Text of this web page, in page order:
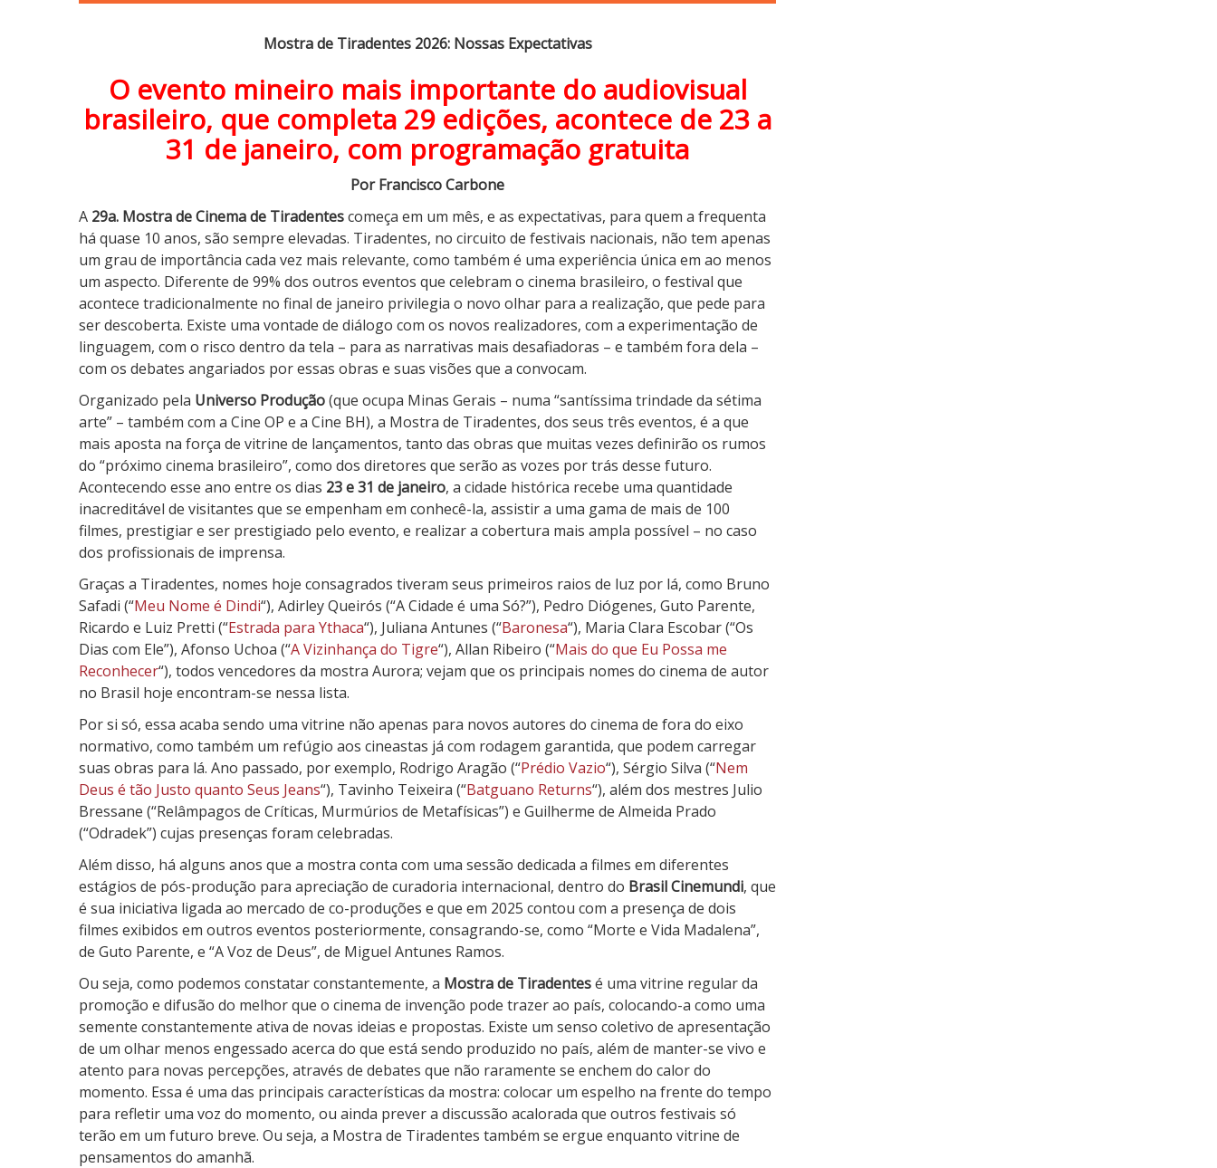
x
p
e
c
t
a
t
i
v
Mostra de Tiradentes 2026: Nossas Expectativas
O evento mineiro mais importante do audiovisual
brasileiro, que completa 29 edições, acontece de 23 a
31 de janeiro, com programação gratuita
Por Francisco Carbone
A 29a. Mostra de Cinema de Tiradentescomeça em um mês, e as expectativas, para quem a frequenta
há quase 10 anos, são sempre elevadas. Tiradentes, no circuito de festivais nacionais, não tem apenas
um grau de importância cada vez mais relevante, como também é uma experiência única em ao menos
um aspecto. Diferente de 99% dos outros eventos que celebram o cinema brasileiro, o festival que
acontece tradicionalmente no final de janeiro privilegia o novo olhar para a realização, que pede para
ser descoberta. Existe uma vontade de diálogo com os novos realizadores, com a experimentação de
linguagem, com o risco dentro da tela – para as narrativas mais desafiadoras – e também fora dela –
com os debates angariados por essas obras e suas visões que a convocam.
Organizado pela Universo Produção(que ocupa Minas Gerais – numa “santíssima trindade da sétima
arte” – também com a Cine OP e a Cine BH), a Mostra de Tiradentes, dos seus três eventos, é a que
mais aposta na força de vitrine de lançamentos, tanto das obras que muitas vezes definirão os rumos
do “próximo cinema brasileiro”, como dos diretores que serão as vozes por trás desse futuro.
Acontecendo esse ano entre os dias 23 e 31 de janeiro, a cidade histórica recebe uma quantidade
inacreditável de visitantes que se empenham em conhecê-la, assistir a uma gama de mais de 100
filmes, prestigiar e ser prestigiado pelo evento, e realizar a cobertura mais ampla possível – no caso
dos profissionais de imprensa.
Graças a Tiradentes, nomes hoje consagrados tiveram seus primeiros raios de luz por lá, como Bruno
Safadi (“Meu Nome é Dindi“), Adirley Queirós (“A Cidade é uma Só?”), Pedro Diógenes, Guto Parente,
Ricardo e Luiz Pretti (“Estrada para Ythaca“), Juliana Antunes (“Baronesa“), Maria Clara Escobar (“Os
Dias com Ele”), Afonso Uchoa (“A Vizinhança do Tigre“), Allan Ribeiro (“Mais do que Eu Possa me
Reconhecer“), todos vencedores da mostra Aurora; vejam que os principais nomes do cinema de autor
no Brasil hoje encontram-se nessa lista.
Por si só, essa acaba sendo uma vitrine não apenas para novos autores do cinema de fora do eixo
normativo, como também um refúgio aos cineastas já com rodagem garantida, que podem carregar
suas obras para lá. Ano passado, por exemplo, Rodrigo Aragão (“Prédio Vazio“), Sérgio Silva (“Nem
Deus é tão Justo quanto Seus Jeans“), Tavinho Teixeira (“Batguano Returns“), além dos mestres Julio
Bressane (“Relâmpagos de Críticas, Murmúrios de Metafísicas”) e Guilherme de Almeida Prado
(“Odradek”) cujas presenças foram celebradas.
Além disso, há alguns anos que a mostra conta com uma sessão dedicada a filmes em diferentes
estágios de pós-produção para apreciação de curadoria internacional, dentro do Brasil Cinemundi, que
é sua iniciativa ligada ao mercado de co-produções e que em 2025 contou com a presença de dois
filmes exibidos em outros eventos posteriormente, consagrando-se, como “Morte e Vida Madalena”,
de Guto Parente, e “A Voz de Deus”, de Miguel Antunes Ramos.
Ou seja, como podemos constatar constantemente, a Mostra de Tiradentesé uma vitrine regular da
promoção e difusão do melhor que o cinema de invenção pode trazer ao país, colocando-a como uma
semente constantemente ativa de novas ideias e propostas. Existe um senso coletivo de apresentação
de um olhar menos engessado acerca do que está sendo produzido no país, além de manter-se vivo e
atento para novas percepções, através de debates que não raramente se enchem do calor do
momento. Essa é uma das principais características da mostra: colocar um espelho na frente do tempo
para refletir uma voz do momento, ou ainda prever a discussão acalorada que outros festivais só
terão em um futuro breve. Ou seja, a Mostra de Tiradentes também se ergue enquanto vitrine de
pensamentos do amanhã.